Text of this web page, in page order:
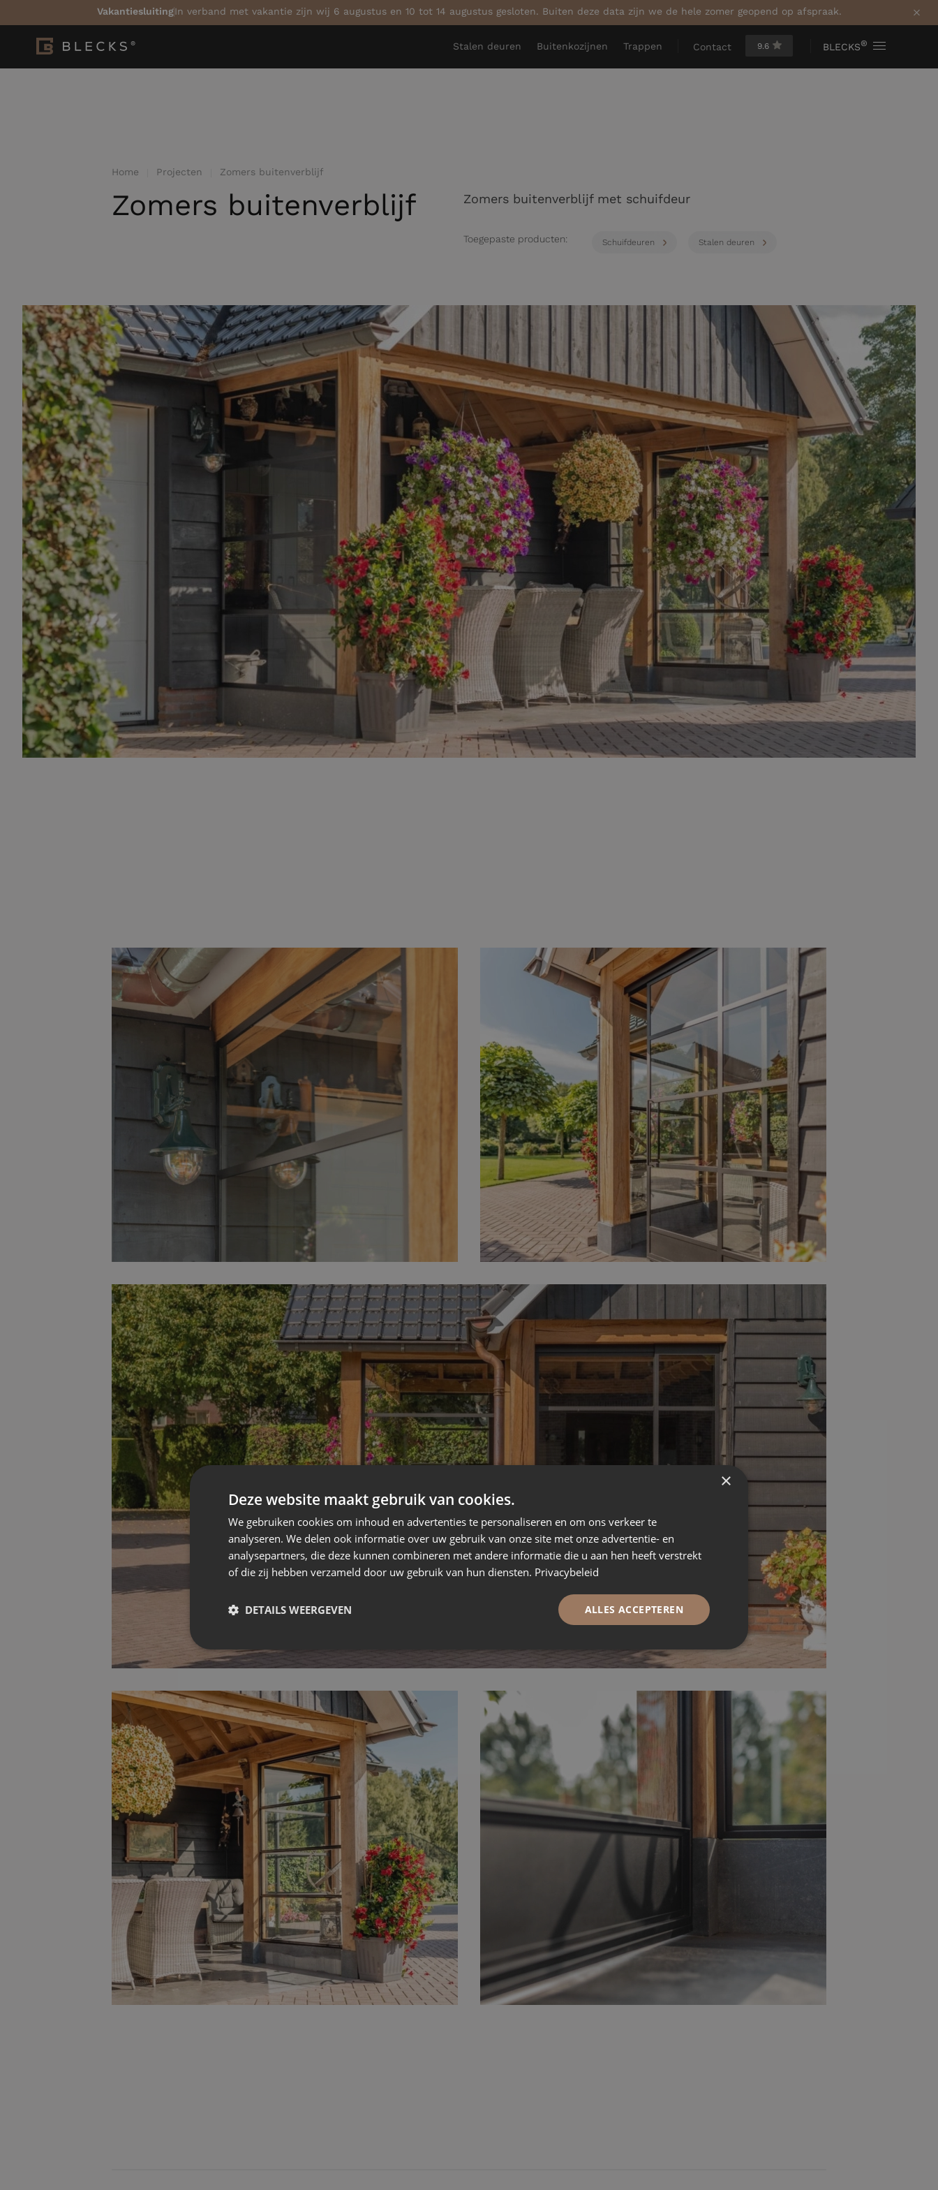
VakantiesluitingIn verband met vakantie zijn wij 6 augustus en 10 tot 14 augustus gesloten. Buiten deze data zijn we de hele zomer geopend op afspraak.
Stalen deuren Buitenkozijnen Trappen Contact 9.6 BLECKS®
Home Projecten Zomers buitenverblijf
Zomers buitenverblijf Zomers buitenverblijf met schuifdeur
Toegepaste producten: Schuifdeuren Stalen deuren
×
Deze website maakt gebruik van cookies.
We gebruiken cookies om inhoud en advertenties te personaliseren en om ons verkeer te
analyseren. We delen ook informatie over uw gebruik van onze site met onze advertentie- en
analysepartners, die deze kunnen combineren met andere informatie die u aan hen heeft verstrekt
of die zij hebben verzameld door uw gebruik van hun diensten. Privacybeleid
ALLES ACCEPTEREN
DETAILS WEERGEVEN